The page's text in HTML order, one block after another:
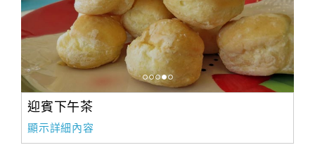
迎賓下午茶
顯示詳細內容